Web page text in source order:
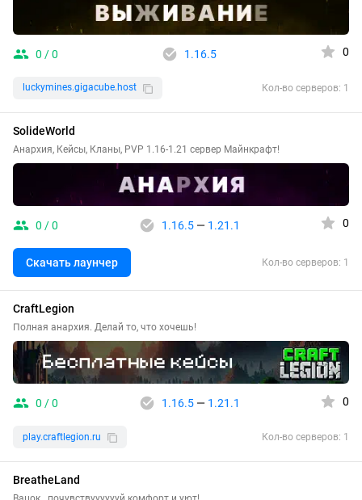
0 / 0 1.16.5 0
luckymines.gigacube.host Кол-во серверов: 1
SolideWorld
Анархия, Кейсы, Кланы, PVP 1.16-1.21 сервер Майнкрафт!
0 / 0 1.16.5— 1.21.1 0
Скачать лаунчер Кол-во серверов: 1
CraftLegion
Полная анархия. Делай то, что хочешь!
0 / 0 1.16.5— 1.21.1 0
play.craftlegion.ru Кол-во серверов: 1
BreatheLand